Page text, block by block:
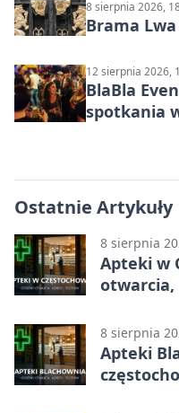
8 sierpnia 2026,
Brama
12 sierpnia 2026,
BlaBla
spotkania
Ostatnie Artykuły
8 sierpnia
Apteki w
otwarcia,
8 sierpnia
Apteki